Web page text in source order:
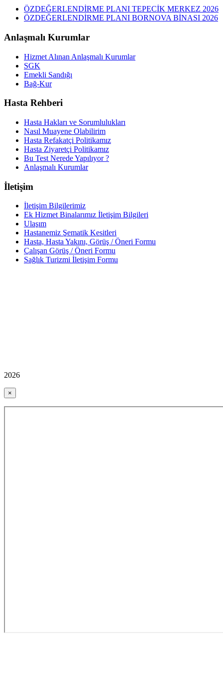
ÖZDEĞERLENDİRME PLANI TEPECİK MERKEZ 2026
ÖZDEĞERLENDİRME PLANI BORNOVA BİNASI 2026
Anlaşmalı Kurumlar
Hizmet Alınan Anlaşmalı Kurumlar
SGK
Emekli Sandığı
Bağ-Kur
Hasta Rehberi
Hasta Hakları ve Sorumlulukları
Nasıl Muayene Olabilirim
Hasta Refakatçi Politikamız
Hasta Ziyaretçi Politikamız
Bu Test Nerede Yapılıyor ?
Anlaşmalı Kurumlar
İletişim
İletişim Bilgilerimiz
Ek Hizmet Binalarımız İletişim Bilgileri
Ulaşım
Hastanemiz Şematik Kesitleri
Hasta, Hasta Yakını, Görüş / Öneri Formu
Çalışan Görüş / Öneri Formu
Sağlık Turizmi İletişim Formu
2026
×